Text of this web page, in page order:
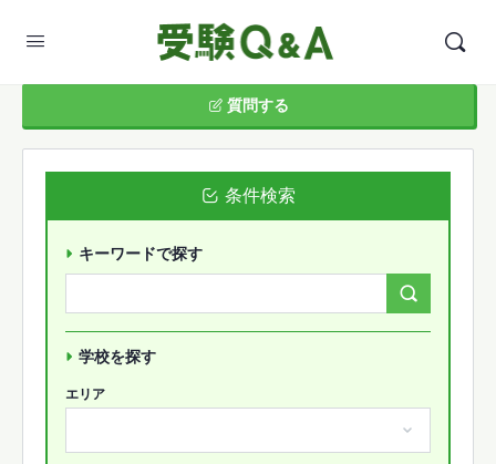
質問する
条件検索
キーワードで探す
学校を探す
エリア